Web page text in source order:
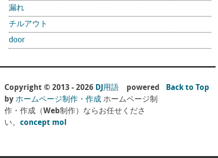
漏れ
チルアウト
door
Copyright © 2013 - 2026 DJ用語 powered
byホームページ制作・作成 ホームページ制
作・作成（Web制作）ならお任せくださ
い。concept mol
Back to Top